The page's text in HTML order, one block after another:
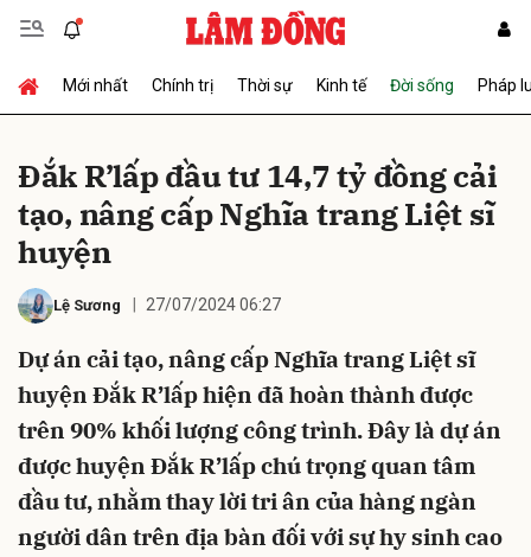
Mới nhất Chính trị Thời sự Kinh tế Đời sống Pháp
Đắk R’lấp đầu tư 14,7 tỷ đồng cải
tạo, nâng cấp Nghĩa trang Liệt sĩ
huyện
Lệ Sương 27/07/2024 06:27
Dự án cải tạo, nâng cấp Nghĩa trang Liệt sĩ
huyện Đắk R’lấp hiện đã hoàn thành được
trên 90% khối lượng công trình. Đây là dự án
được huyện Đắk R’lấp chú trọng quan tâm
đầu tư, nhằm thay lời tri ân của hàng ngàn
người dân trên địa bàn đối với sự hy sinh cao
Gửi bình luận
Hủy Gửi